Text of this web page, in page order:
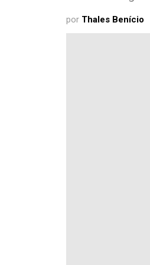
por Thales Benício